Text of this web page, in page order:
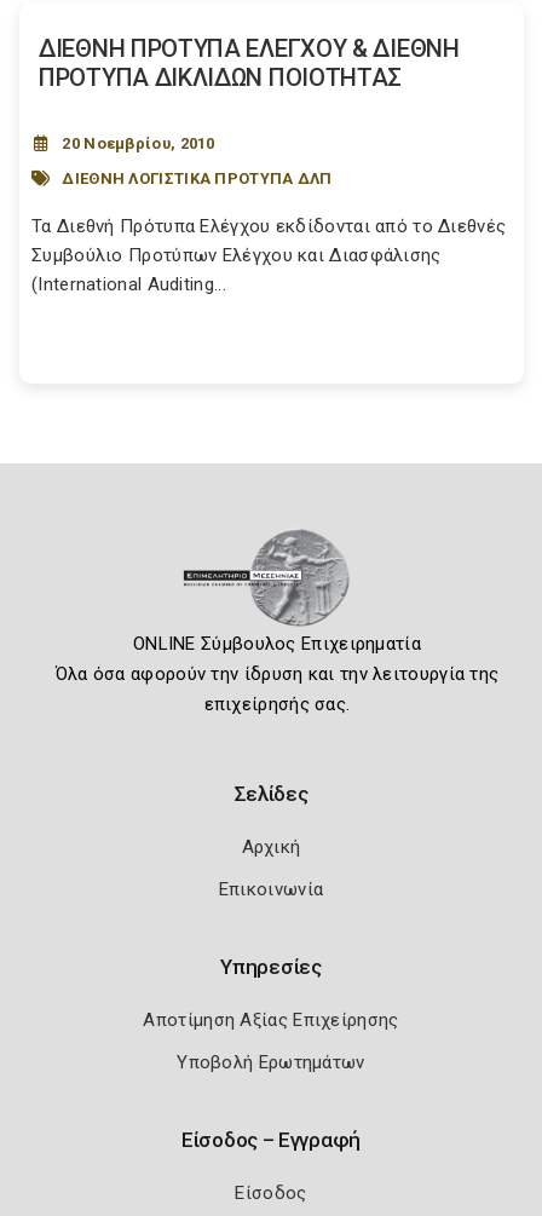
ΔΙΕΘΝΗ ΠΡΟΤΥΠΑ ΕΛΕΓΧΟΥ & ΔΙΕΘΝΗ
ΠΡΟΤΥΠΑ ΔΙΚΛΙΔΩΝ ΠΟΙΟΤΗΤΑΣ
20 Νοεμβρίου, 2010
ΔΙΕΘΝΗ ΛΟΓΙΣΤΙΚΑ ΠΡΟΤΥΠΑ ΔΛΠ
Τα Διεθνή Πρότυπα Ελέγχου εκδίδονται από το Διεθνές
Συμβούλιο Προτύπων Ελέγχου και Διασφάλισης
(International Auditing...
ONLINE Σύμβουλος Επιχειρηματία
Όλα όσα αφορούν την ίδρυση και την λειτουργία της
επιχείρησής σας.
Σελίδες
Αρχική
Επικοινωνία
Υπηρεσίες
Αποτίμηση Αξίας Επιχείρησης
Υποβολή Ερωτημάτων
Είσοδος – Εγγραφή
Είσοδος